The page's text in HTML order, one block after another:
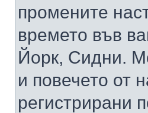
промените
времето във
Йорк, Сидни.
и повечето от
регистрирани